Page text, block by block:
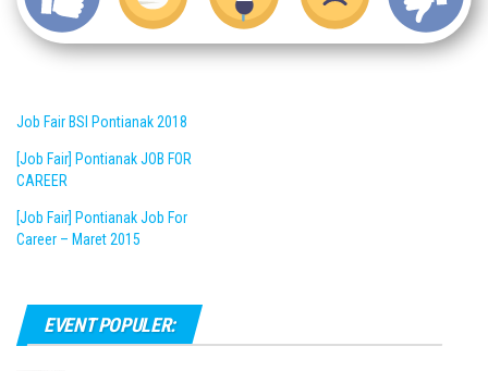
Job Fair BSI Pontianak 2018
[Job Fair] Pontianak JOB FOR
CAREER
[Job Fair] Pontianak Job For
Career – Maret 2015
EVENT POPULER: